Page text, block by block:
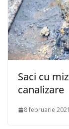
Saci cu
canalizare
8 februarie 2021